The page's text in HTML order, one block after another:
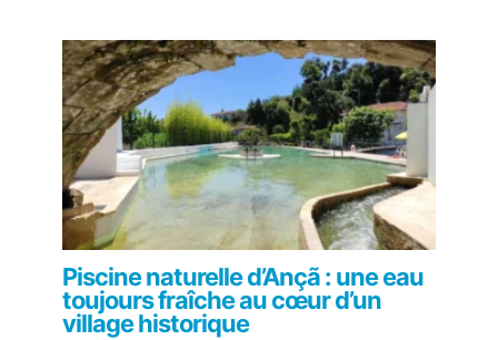
Piscine naturelle d’Ançã : une eau
toujours fraîche au cœur d’un
village historique